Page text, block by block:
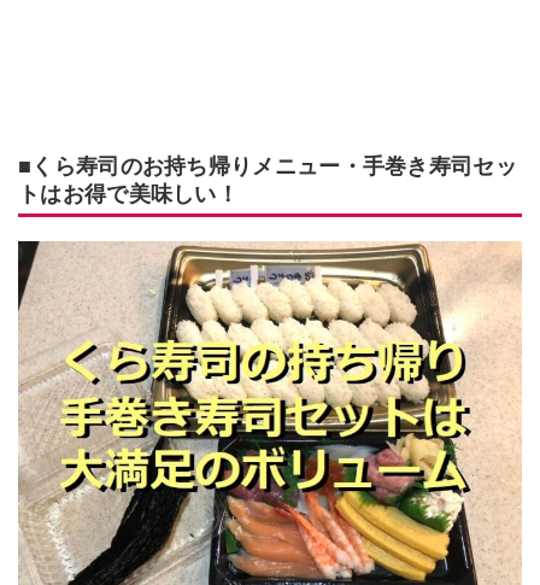
■くら寿司のお持ち帰りメニュー・手巻き寿司セッ
トはお得で美味しい！